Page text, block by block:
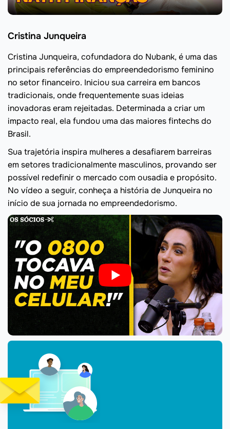
Cristina Junqueira
Cristina Junqueira, cofundadora do Nubank, é uma das
principais referências do empreendedorismo feminino
no setor financeiro. Iniciou sua carreira em bancos
tradicionais, onde frequentemente suas ideias
inovadoras eram rejeitadas. Determinada a criar um
impacto real, ela fundou uma das maiores fintechs do
Brasil.
Sua trajetória inspira mulheres a desafiarem barreiras
em setores tradicionalmente masculinos, provando ser
possível redefinir o mercado com ousadia e propósito.
No vídeo a seguir, conheça a história de Junqueira no
início de sua jornada no empreendedorismo.